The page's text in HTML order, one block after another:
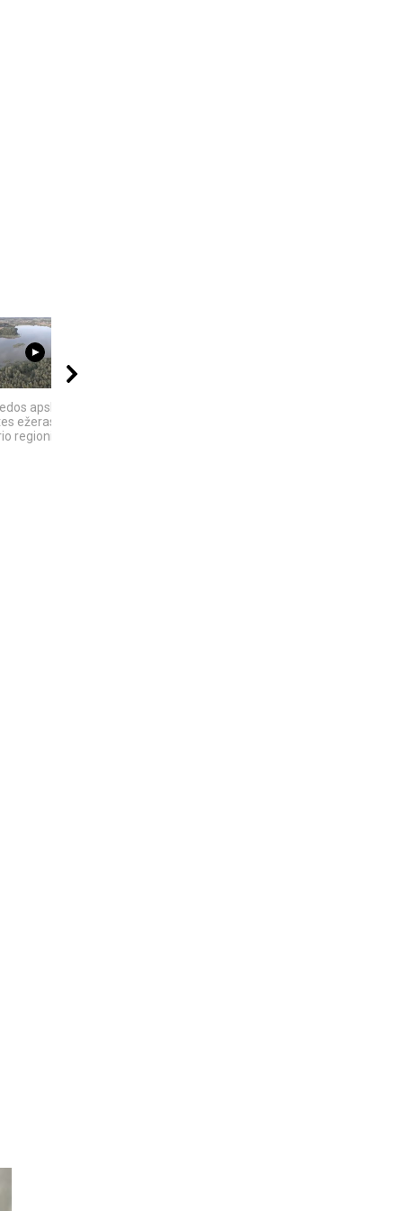
02:52
apsk. -
ežeras -
regioninis...